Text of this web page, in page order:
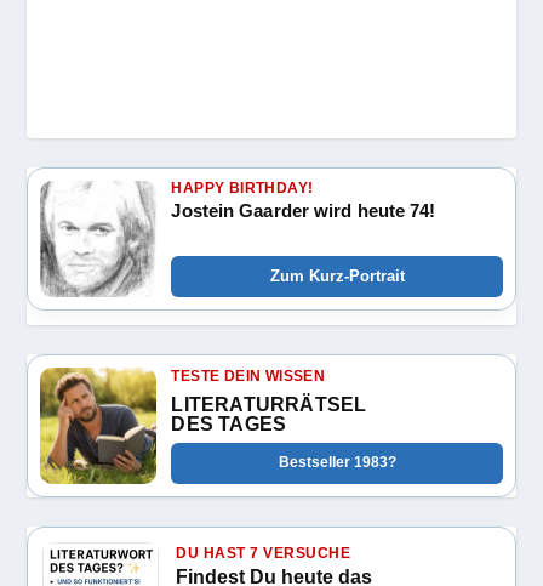
HAPPY BIRTHDAY!
Jostein Gaarder wird heute 74!
Zum Kurz-Portrait
TESTE DEIN WISSEN
LITERATURRÄTSEL
DES TAGES
Bestseller 1983?
DU HAST 7 VERSUCHE
Findest Du heute das